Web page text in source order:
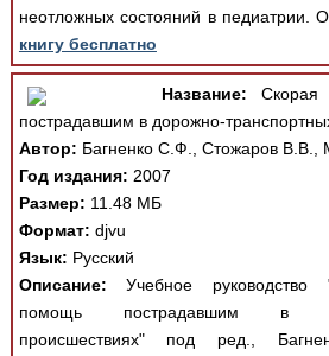
неотложных состояний в педиатрии.
книгу бесплатно
Название: Скорая
пострадавшим в дорожно-
Автор: Багненко С.Ф., Стожаров В.В.,
Год издания: 2007
Размер: 11.48 МБ
Формат: djvu
Язык: Русский
Описание: Учебное руководство
помощь пострадавшим в
происшествиях" под ред.,